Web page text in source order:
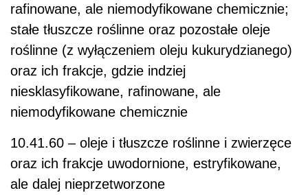
rafinowane, ale niemodyfikowane chemicznie;
stałe tłuszcze roślinne oraz pozostałe oleje
roślinne (z wyłączeniem oleju kukurydzianego)
oraz ich frakcje, gdzie indziej
niesklasyfikowane, rafinowane, ale
niemodyfikowane chemicznie
10.41.60 – oleje i tłuszcze roślinne i zwierzęce
oraz ich frakcje uwodornione, estryfikowane,
ale dalej nieprzetworzone